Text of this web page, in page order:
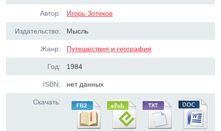
Автор: Игорь Зотиков
Издательство: Мысль
Жанр: Путешествия и география
Год: 1984
ISBN: нет данных
Скачать: